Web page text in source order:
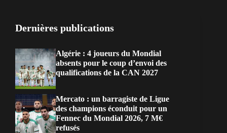
Dernières publications
Algérie : 4 joueurs du Mondial
absents pour le coup d’envoi des
qualifications de la CAN 2027
Mercato : un barragiste de Ligue
des champions éconduit pour un
Fennec du Mondial 2026, 7 M€
refusés